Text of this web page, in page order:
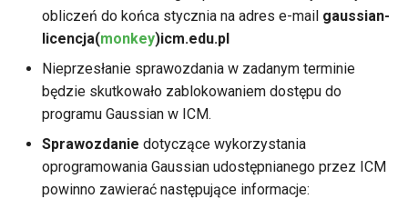
Sprawozdanie z projektu
Poczta elektroniczna
Powiadomienia
Zamykanie konta
Instalacja oprogramowania
spack
Terminal multiplexer
Anulowanie zadania
obliczeń do końca stycznia na adres e-mail gaussian-
licencja(monkey)icm.edu.pl
Nieprzesłanie sprawozdania w zadanym terminie
będzie skutkowało zablokowaniem dostępu do
programu Gaussian w ICM.
Sprawozdanie dotyczące wykorzystania
oprogramowania Gaussian udostępnianego przez ICM
powinno zawierać następujące informacje: